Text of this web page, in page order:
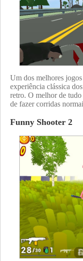
Um dos melhores
experiência clássica
retro. O melhor de
de fazer corridas
Funny Shooter 2